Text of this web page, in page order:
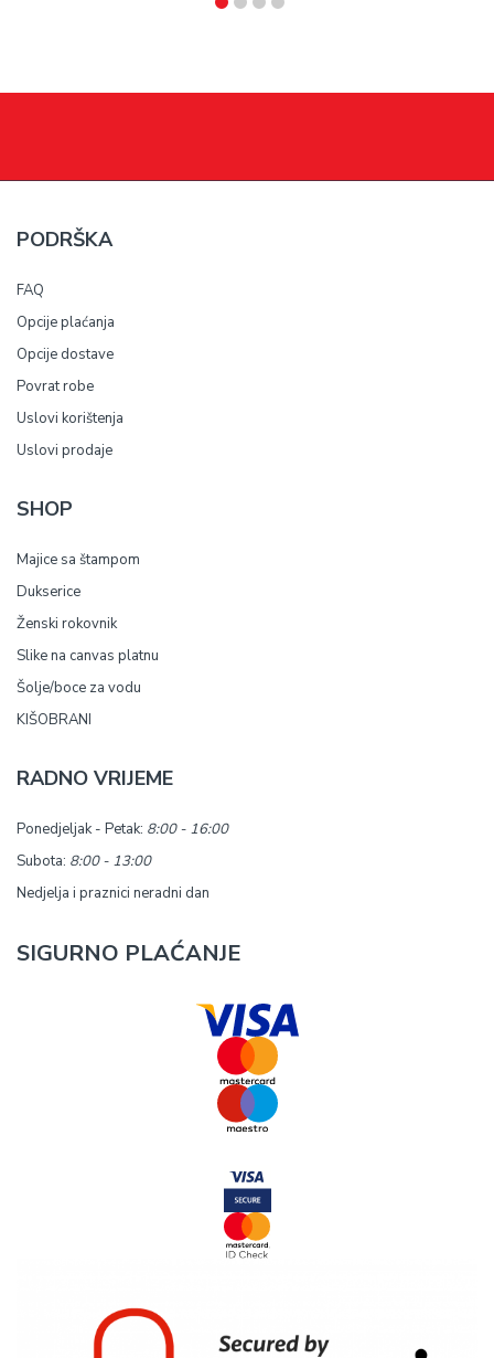
PODRŠKA
FAQ
Opcije plaćanja
Opcije dostave
Povrat robe
Uslovi korištenja
Uslovi prodaje
SHOP
Majice sa štampom
Dukserice
Ženski rokovnik
Slike na canvas platnu
Šolje/boce za vodu
KIŠOBRANI
RADNO VRIJEME
Ponedjeljak - Petak: 8:00 - 16:00
Subota: 8:00 - 13:00
Nedjelja i praznici neradni dan
SIGURNO PLAĆANJE